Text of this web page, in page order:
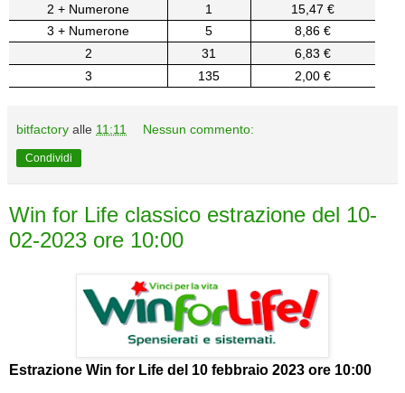
2 + Numerone
1
15,47 €
3 + Numerone
5
8,86 €
2
31
6,83 €
3
135 2,00 €
bitfactory alle 11:11 Nessun commento:
Condividi
Win for Life classico estrazione del 10-
02-2023 ore 10:00
Estrazione Win for Life del 10 febbraio 2023 ore 10:00